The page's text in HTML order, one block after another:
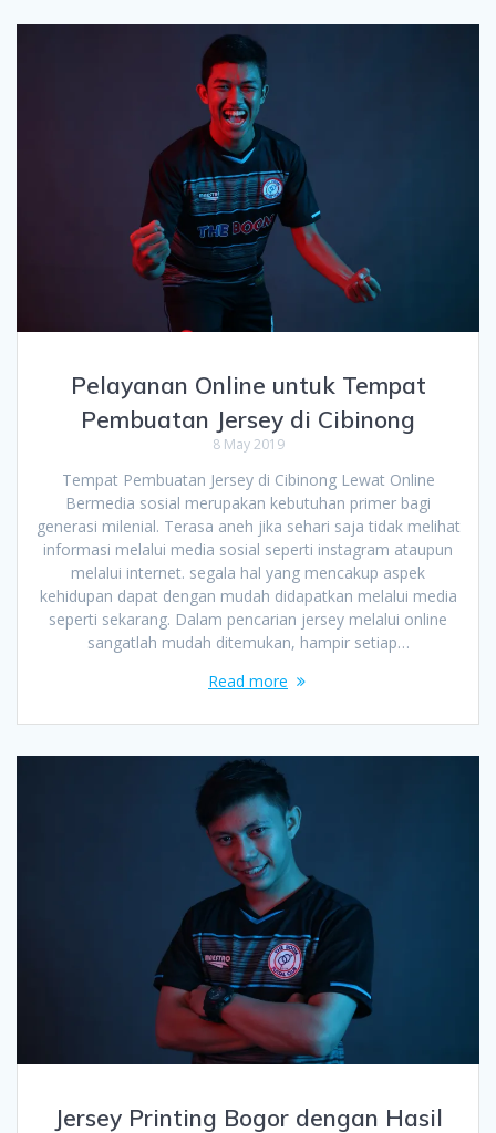
Pelayanan Online untuk Tempat
Pembuatan Jersey di Cibinong
8 May 2019
Tempat Pembuatan Jersey di Cibinong Lewat Online
Bermedia sosial merupakan kebutuhan primer bagi
generasi milenial. Terasa aneh jika sehari saja tidak melihat
informasi melalui media sosial seperti instagram ataupun
melalui internet. segala hal yang mencakup aspek
kehidupan dapat dengan mudah didapatkan melalui media
seperti sekarang. Dalam pencarian jersey melalui online
sangatlah mudah ditemukan, hampir setiap…
Read more
Jersey Printing Bogor dengan Hasil